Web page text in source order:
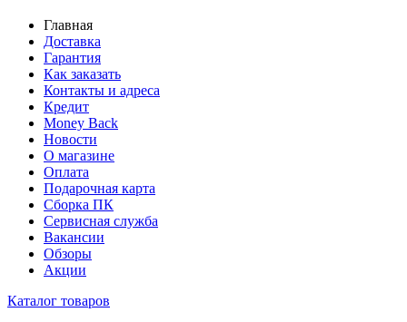
Главная
Доставка
Гарантия
Как заказать
Контакты и адреса
Кредит
Money Back
Новости
О магазине
Оплата
Подарочная карта
Сборка ПК
Сервисная служба
Вакансии
Обзоры
Акции
Каталог товаров